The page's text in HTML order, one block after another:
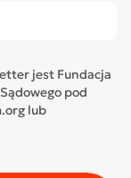
jest Fundacja
pod
lub